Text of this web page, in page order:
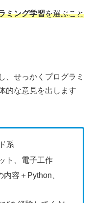
ミング学習を選ぶこと
、せっかくプログラミ
的な意見を出します
系
ト、電子工作
容＋Python、